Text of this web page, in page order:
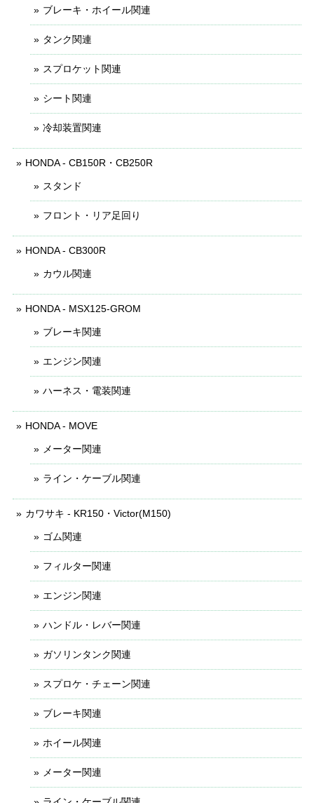
ブレーキ・ホイール関連
タンク関連
スプロケット関連
シート関連
冷却装置関連
HONDA - CB150R・CB250R
スタンド
フロント・リア足回り
HONDA - CB300R
カウル関連
HONDA - MSX125-GROM
ブレーキ関連
エンジン関連
ハーネス・電装関連
HONDA - MOVE
メーター関連
ライン・ケーブル関連
カワサキ - KR150・Victor(M150)
ゴム関連
フィルター関連
エンジン関連
ハンドル・レバー関連
ガソリンタンク関連
スプロケ・チェーン関連
ブレーキ関連
ホイール関連
メーター関連